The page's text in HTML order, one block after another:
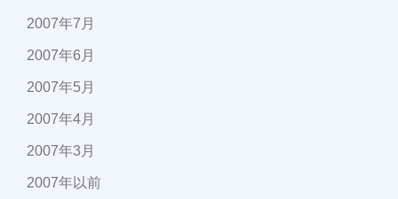
2007年7月
2007年6月
2007年5月
2007年4月
2007年3月
2007年以前